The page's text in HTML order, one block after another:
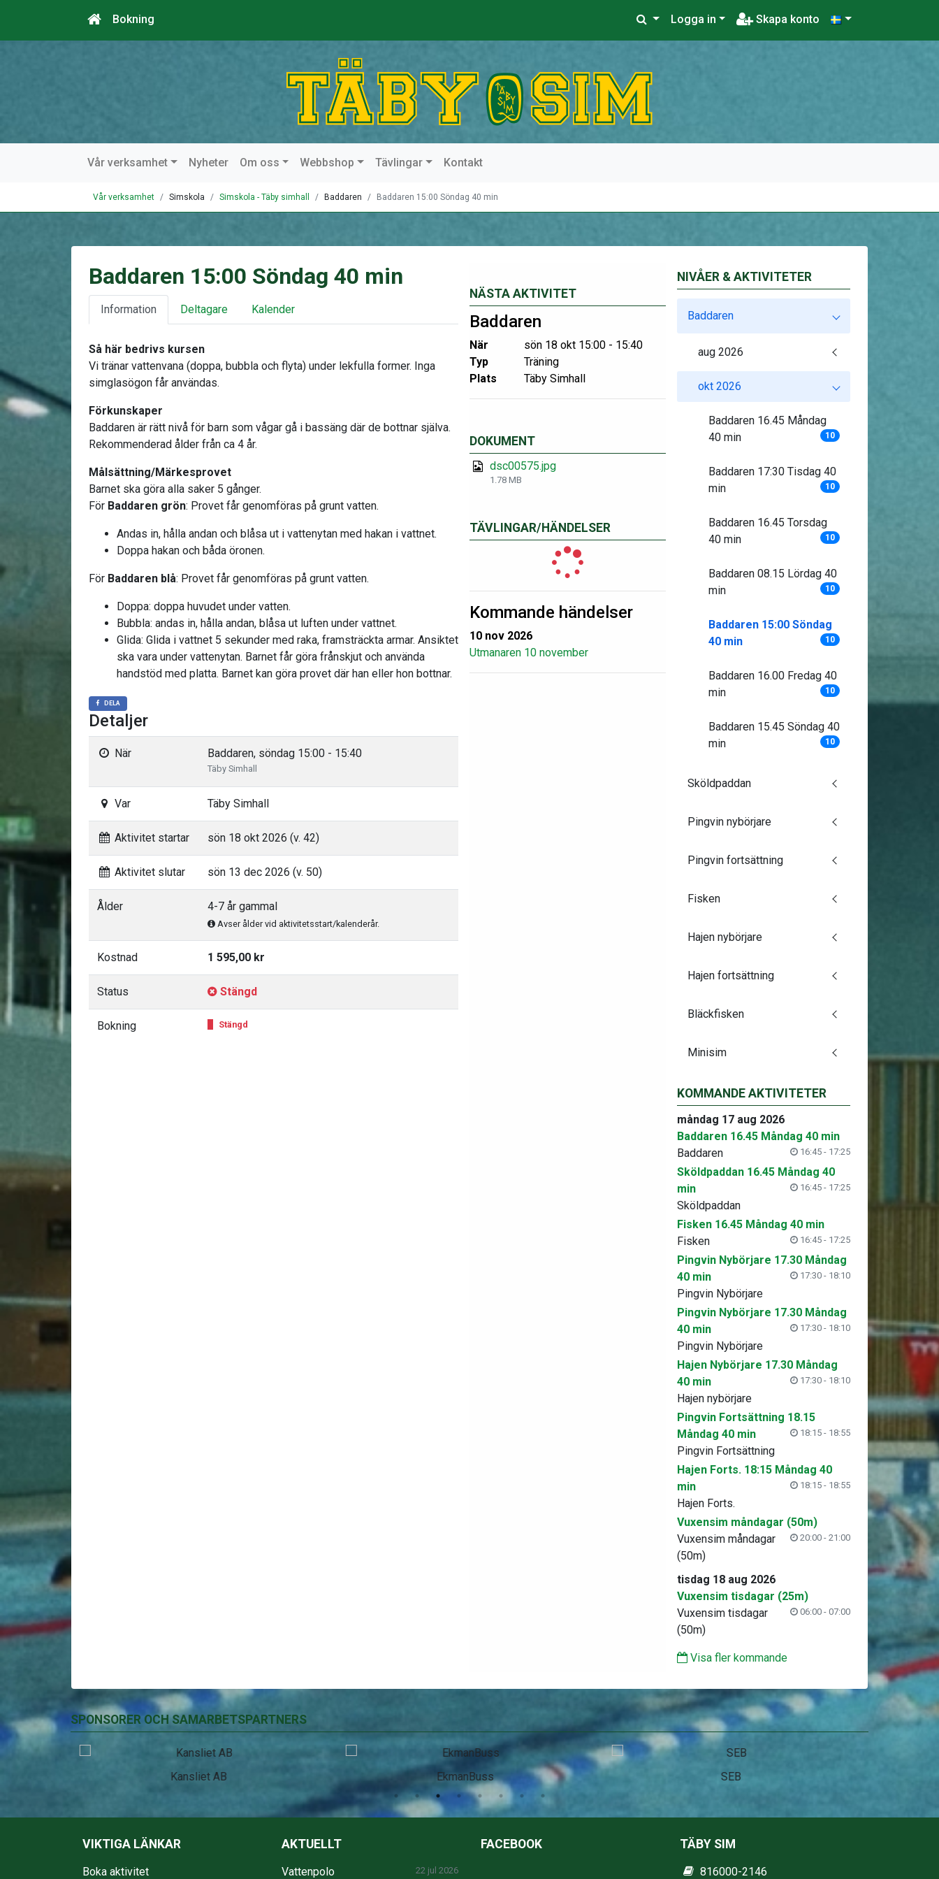
Bokning Logga in Skapa konto
Vår verksamhet Nyheter Om oss Webbshop Tävlingar Kontakt
Vår verksamhet Simskola Simskola - Täby simhall Baddaren Baddaren 15:00 Söndag 40 min
NÄSTA AKTIVITET
Baddaren
När
sön 18 okt 15:00 - 15:40
Typ
Träning
Plats
Täby Simhall
DOKUMENT
dsc00575.jpg
1.78 MB
TÄVLINGAR/HÄNDELSER
Kommande händelser
10 nov 2026
Utmanaren 10 november
Baddaren 15:00 Söndag 40 min
Information Deltagare Kalender
Så här bedrivs kursen
Vi tränar vattenvana (doppa, bubbla och flyta) under lekfulla former. Inga
simglasögon får användas.
Förkunskaper
Baddaren är rätt nivå för barn som vågar gå i bassäng där de bottnar själva.
Rekommenderad ålder från ca 4 år.
Målsättning/Märkesprovet
Barnet ska göra alla saker 5 gånger.
För Baddaren grön: Provet får genomföras på grunt vatten.
Andas in, hålla andan och blåsa ut i vattenytan med hakan i vattnet.
Doppa hakan och båda öronen.
För Baddaren blå: Provet får genomföras på grunt vatten.
Doppa: doppa huvudet under vatten.
Bubbla: andas in, hålla andan, blåsa ut luften under vattnet.
Glida: Glida i vattnet 5 sekunder med raka, framsträckta armar. Ansiktet
ska vara under vattenytan. Barnet får göra frånskjut och använda
handstöd med platta. Barnet kan göra provet där han eller hon bottnar.
DELA
Detaljer
När Baddaren, söndag 15:00 - 15:40
Täby Simhall
Var Täby Simhall
Aktivitet startar sön 18 okt 2026 (v. 42)
Aktivitet slutar sön 13 dec 2026 (v. 50)
Ålder 4-7 år gammal
Avser ålder vid aktivitetsstart/kalenderår.
Kostnad 1 595,00 kr
Status Stängd
Bokning Stängd
NIVÅER & AKTIVITETER
Baddaren
aug 2026
okt 2026
Baddaren 16.45 Måndag
40 min
10
Baddaren 17:30 Tisdag 40
min
10
Baddaren 16.45 Torsdag
40 min
10
Baddaren 08.15 Lördag 40
min
10
Baddaren 15:00 Söndag
40 min
10
Baddaren 16.00 Fredag 40
min
10
Baddaren 15.45 Söndag 40
min
10
Sköldpaddan
Pingvin nybörjare
Pingvin fortsättning
Fisken
Hajen nybörjare
Hajen fortsättning
Bläckfisken
Minisim
KOMMANDE AKTIVITETER
måndag 17 aug 2026
Baddaren 16.45 Måndag 40 min
16:45 - 17:25
Baddaren
Sköldpaddan 16.45 Måndag 40
min
16:45 - 17:25
Sköldpaddan
Fisken 16.45 Måndag 40 min
16:45 - 17:25
Fisken
Pingvin Nybörjare 17.30 Måndag
40 min
17:30 - 18:10
Pingvin Nybörjare
Pingvin Nybörjare 17.30 Måndag
40 min
17:30 - 18:10
Pingvin Nybörjare
Hajen Nybörjare 17.30 Måndag
40 min
17:30 - 18:10
Hajen nybörjare
Pingvin Fortsättning 18.15
Måndag 40 min
18:15 - 18:55
Pingvin Fortsättning
Hajen Forts. 18:15 Måndag 40
min
18:15 - 18:55
Hajen Forts.
Vuxensim måndagar (50m)
20:00 - 21:00
Vuxensim måndagar
(50m)
tisdag 18 aug 2026
Vuxensim tisdagar (25m)
06:00 - 07:00
Vuxensim tisdagar
(50m)
Visa fler kommande
SPONSORER OCH SAMARBETSPARTNERS
EkmanBuss SEB Stadium
VIKTIGA LÄNKAR
Boka aktivitet
AKTUELLT
Vattenpolo 22 jul 2026
FACEBOOK TÄBY SIM
816000-2146